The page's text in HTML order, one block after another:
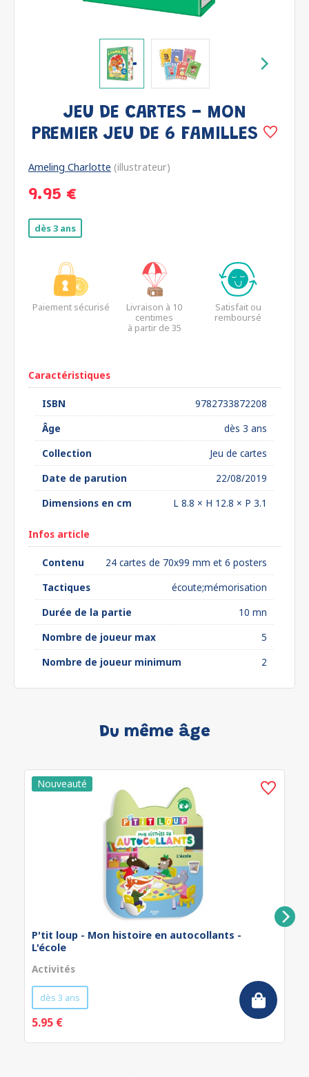
JEU DE CARTES - MON
PREMIER JEU DE 6 FAMILLES
Ameling Charlotte (illustrateur)
9.95 €
dès 3 ans
Paiement sécurisé
Livraison à 10
centimes
à partir de 35
Satisfait ou
remboursé
Caractéristiques
ISBN
9782733872208
Âge
dès 3 ans
Collection
Jeu de cartes
Date de parution
22/08/2019
Dimensions en cm
L 8.8 × H 12.8 × P 3.1
Infos article
Contenu
24 cartes de 70x99 mm et 6 posters
Tactiques
écoute;mémorisation
Durée de la partie
10 mn
Nombre de joueur max
5
Nombre de joueur minimum
2
Du même âge
P'tit loup - Mon histoire en autocollants -
L'école
Activités
dès 3 ans
5.95 €